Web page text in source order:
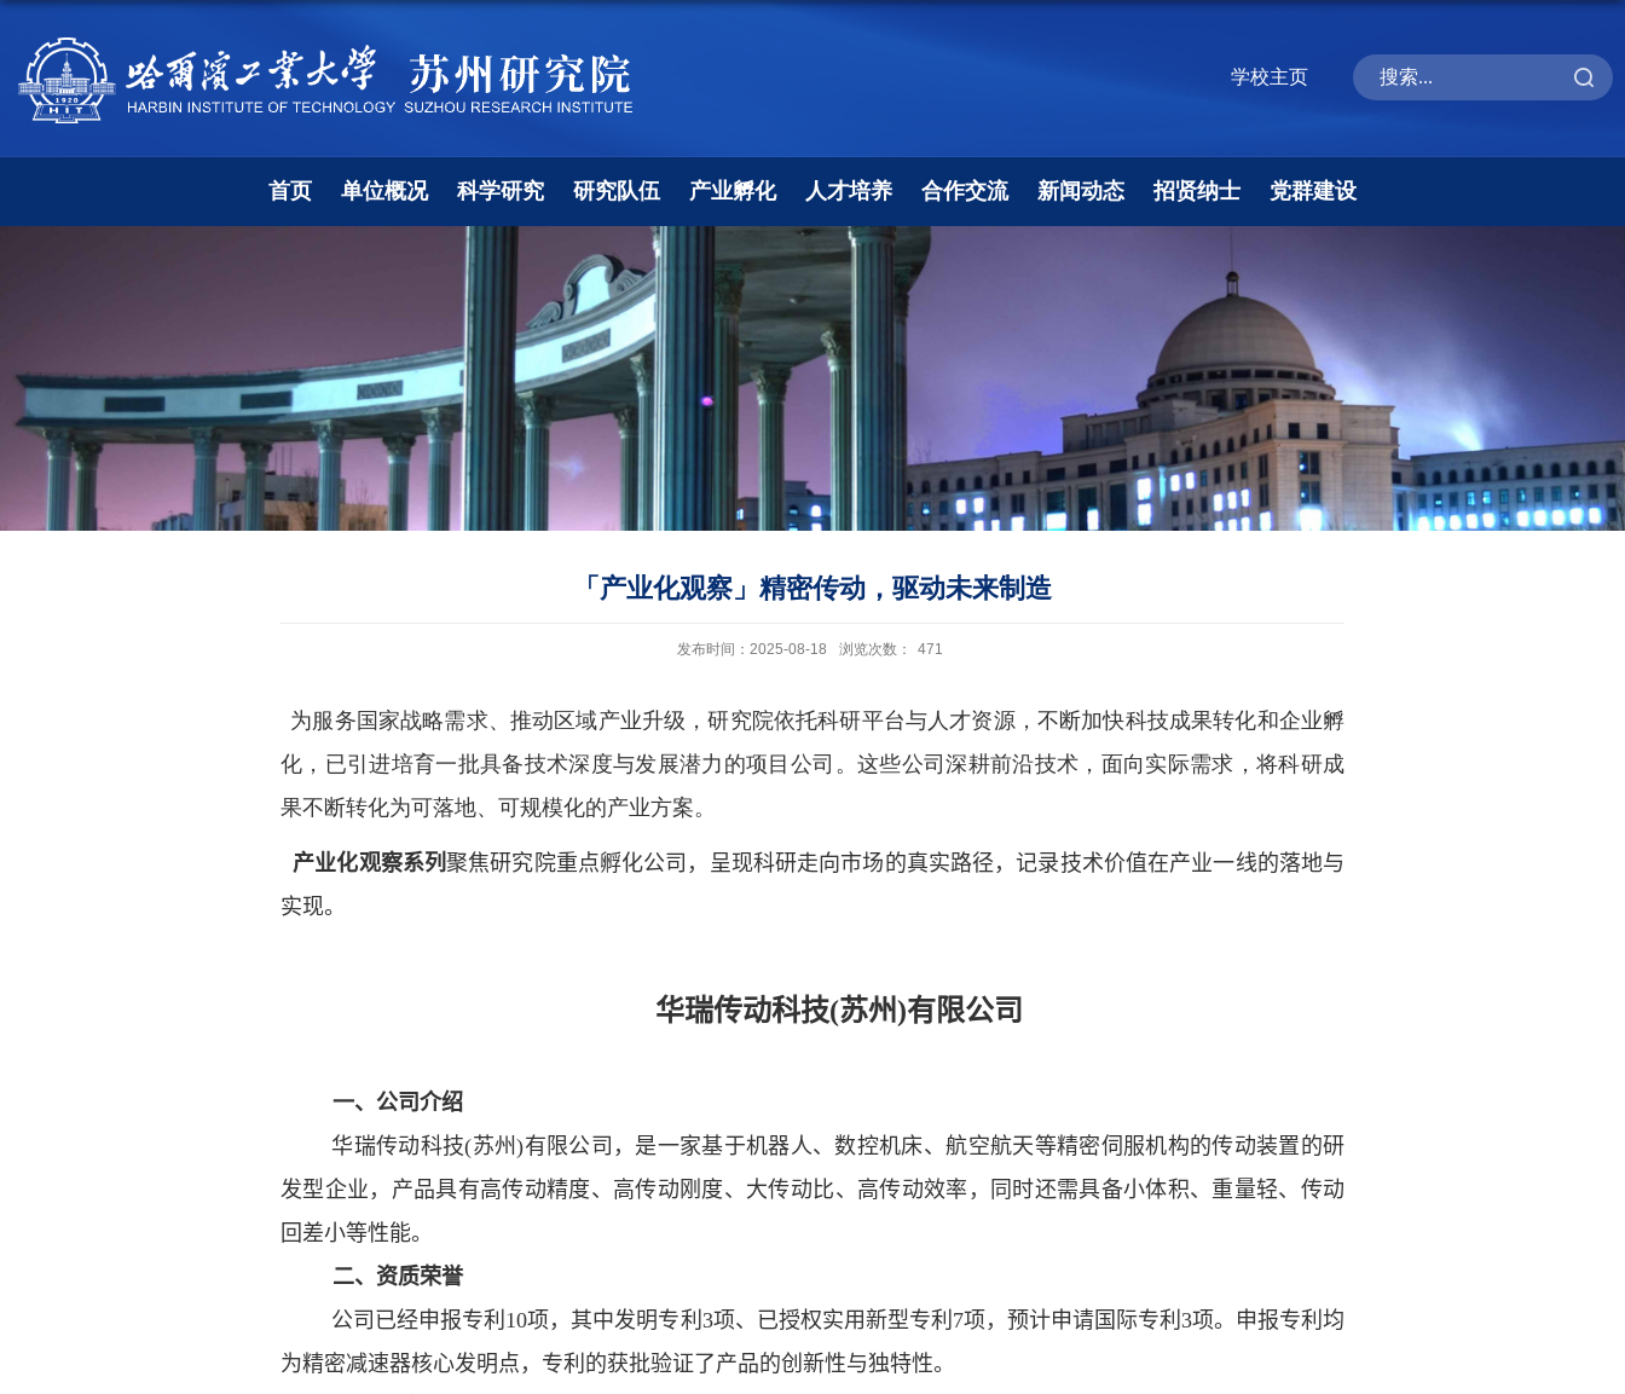
学校主页
首页 单位概况 科学研究 研究队伍 产业孵化 人才培养 合作交流 新闻动态 招贤纳士 党群建设
「产业化观察」精密传动，驱动未来制造
发布时间：2025-08-18 浏览次数： 471
为服务国家战略需求、推动区域产业升级，研究院依托科研平台与人才资源，不断加快科技成果转化和企业孵
化，已引进培育一批具备技术深度与发展潜力的项目公司。这些公司深耕前沿技术，面向实际需求，将科研成
果不断转化为可落地、可规模化的产业方案。
产业化观察系列聚焦研究院重点孵化公司，呈现科研走向市场的真实路径，记录技术价值在产业一线的落地与
实现。
华瑞传动科技(苏州)有限公司
一、公司介绍
华瑞传动科技(苏州)有限公司，是一家基于机器人、数控机床、航空航天等精密伺服机构的传动装置的研
发型企业，产品具有高传动精度、高传动刚度、大传动比、高传动效率，同时还需具备小体积、重量轻、传动
回差小等性能。
二、资质荣誉
公司已经申报专利 10项，其中发明专利 3项、已授权实用新型专利 7项，预计申请国际专利 3项。申报专利均
为精密减速器核心发明点，专利的获批验证了产品的创新性与独特性。